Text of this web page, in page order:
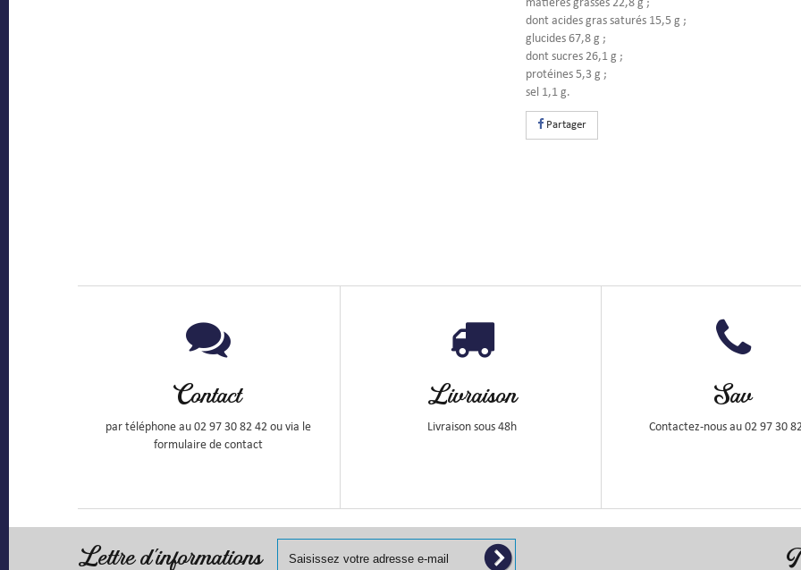
matières grasses 22,8 g ;
dont acides gras saturés 15,5 g ;
glucides 67,8 g ;
dont sucres 26,1 g ;
protéines 5,3 g ;
sel 1,1 g.
Partager
Contact
par téléphone au 02 97 30 82 42 ou via le
formulaire de contact
Livraison
Livraison sous 48h
Sav
Contactez-nous au 02 97 30
Lettre d'informations